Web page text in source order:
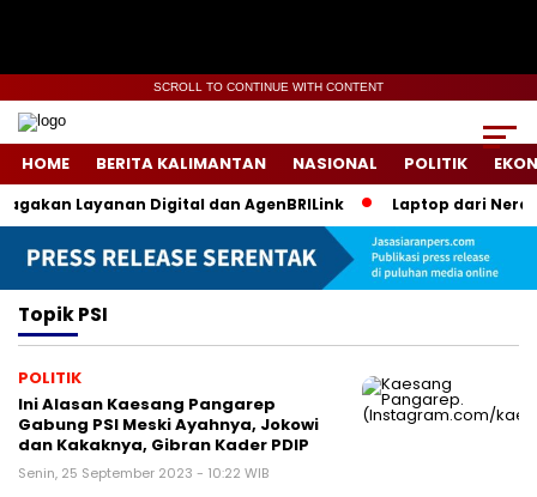
SCROLL TO CONTINUE WITH CONTENT
HOME BERITA KALIMANTAN NASIONAL POLITIK
Layanan Digital dan AgenBRILink Laptop dari
TopikPSI
POLITIK
Ini Alasan Kaesang Pangarep
Gabung PSI Meski Ayahnya, Jokowi
dan Kakaknya, Gibran Kader PDIP
Senin, 25 September 2023 - 10:22 WIB